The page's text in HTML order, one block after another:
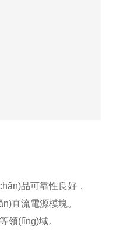
可靠性良好，
流電源模塊。
域。